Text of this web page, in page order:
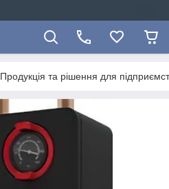
Продукція та рішення для